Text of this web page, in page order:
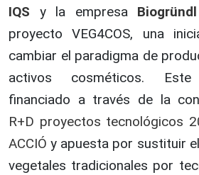
IQS y la empresa Biogründl
proyecto VEG4COS, una
cambiar el paradigma de
activos cosméticos.
financiado a través de la
R+D proyectos tecnológicos
ACCIÓ y apuesta por sustituir
vegetales tradicionales por